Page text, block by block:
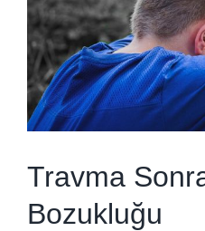
Travma
Bozukluğu